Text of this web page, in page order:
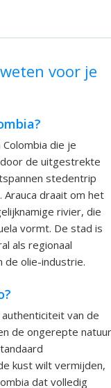
voor je
die je
de uitgestrekte
stedentrip
draait om het
rivier, die
vormt. De stad is
als regionaal
de olie-industrie.
van de
de ongerepte natuur
kust wilt vermijden,
dat volledig